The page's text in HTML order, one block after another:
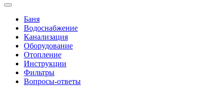
Баня
Водоснабжение
Канализация
Оборудование
Отопление
Инструкции
Фильтры
Вопросы-ответы